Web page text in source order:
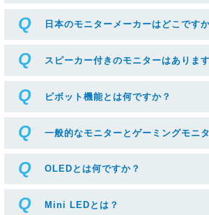
日本のモニターメーカーはどこです
スピーカー付きのモニターはありま
ピボット機能とは何ですか？
一般的なモニターとゲーミングモニ
OLEDとは何ですか？
Mini LEDとは？